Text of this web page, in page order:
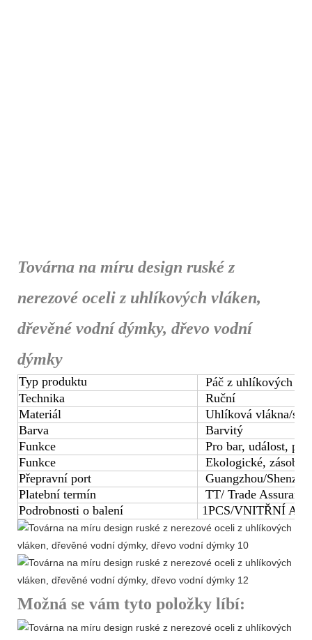
Továrna na míru design ruské z
nerezové oceli z uhlíkových vláken,
dřevěné vodní dýmky, dřevo vodní
dýmky
Typ produktu
Páč z uhlíkových
Technika
Ruční
Materiál
Uhlíková vlákna/
Barva
Barvitý
Funkce
Pro bar, událost,
Funkce
Ekologické,
Přepravní port
Guangzhou/
Platební termín
TT/ Trade Assurance
Podrobnosti o balení
1PCS/VNITŘNÍ A
Možná se vám tyto položky líbí: